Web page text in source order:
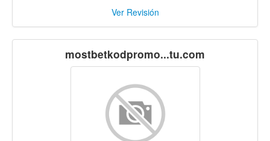
Ver Revisión
mostbetkodpromo...tu.com